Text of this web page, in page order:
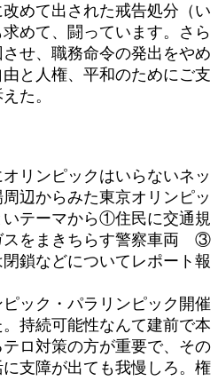
めて出された戒告処分（い
めて、闘っています。さら
せ、職務命令の発出をやめ
と人権、平和のためにご支
た。
リンピックはいらないネッ
辺からみた東京オリンピッ
テーマから①住民に交通規
をまきちらす警察車両 ③
鎖などについてレポート報
ック・パラリンピック開催
持続可能性なんて建前で本
ロ対策の方が重要で、その
支障が出ても我慢しろ。権